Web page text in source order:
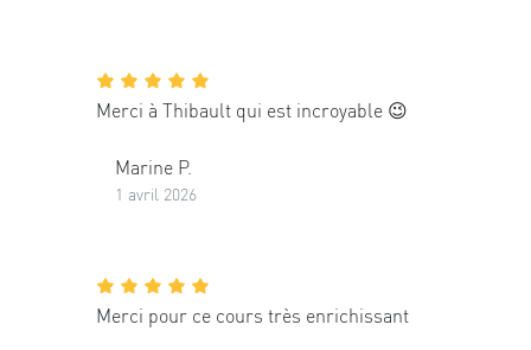
Merci à Thibault qui est incroyable 😉
Marine P.
1 avril 2026
Merci pour ce cours très enrichissant